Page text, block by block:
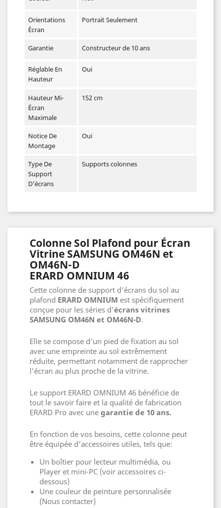
Orientations
Écran
Portrait Seulement
Garantie Constructeur de 10 ans
Réglable En
Hauteur
Oui
Hauteur Mi-
Écran
Maximale
152 cm
Notice De
Montage
Oui
Type De
Support
D'écrans
Supports colonnes
Colonne Sol Plafond pour Écran
Vitrine SAMSUNG OM46N et
OM46N-D
ERARD OMNIUM 46
Cette colonne de support d'écrans du sol au
plafond ERARD OMNIUM est spécifiquement
conçue pour les séries d'écrans vitrines
SAMSUNG OM46N et OM46N-D.
Elle se compose d'un pied de fixation au sol
avec une empreinte au sol extrêmement
réduite, permettant notamment de rapprocher
l'écran au plus proche de la vitrine.
Le support ERARD OMNIUM 46 bénéficie de
tout le savoir faire et la qualité de fabrication
ERARD Pro avec une garantie de 10 ans.
En fonction de vos besoins, cette colonne peut
être équipée d'accessoires utiles, tels que:
Un boîtier pour lecteur multimédia, ou
Player et mini-PC (voir accessoires ci-
dessous)
Une couleur de peinture personnalisée
(Nous contacter)